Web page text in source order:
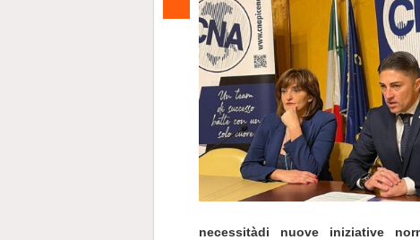
necessitàdi nuove iniziative